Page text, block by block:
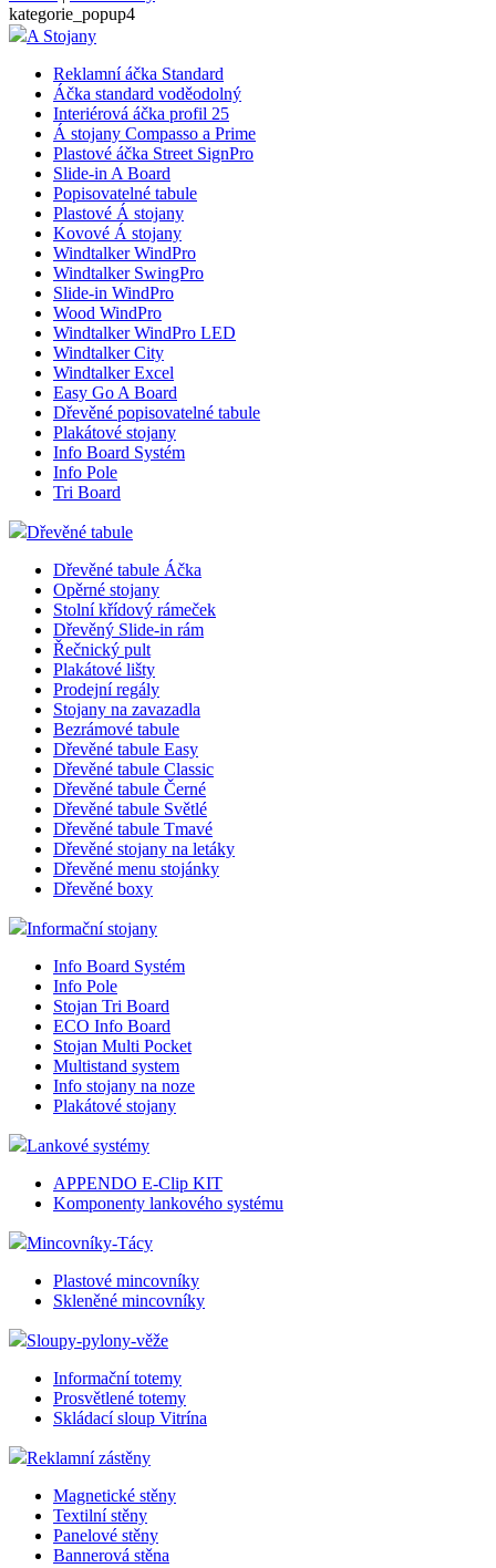
kategorie_popup4
A Stojany
Reklamní áčka Standard
Áčka standard voděodolný
Interiérová áčka profil 25
Á stojany Compasso a Prime
Plastové áčka Street SignPro
Slide-in A Board
Popisovatelné tabule
Plastové Á stojany
Kovové Á stojany
Windtalker WindPro
Windtalker SwingPro
Slide-in WindPro
Wood WindPro
Windtalker WindPro LED
Windtalker City
Windtalker Excel
Easy Go A Board
Dřevěné popisovatelné tabule
Plakátové stojany
Info Board Systém
Info Pole
Tri Board
Dřevěné tabule
Dřevěné tabule Áčka
Opěrné stojany
Stolní křídový rámeček
Dřevěný Slide-in rám
Řečnický pult
Plakátové lišty
Prodejní regály
Stojany na zavazadla
Bezrámové tabule
Dřevěné tabule Easy
Dřevěné tabule Classic
Dřevěné tabule Černé
Dřevěné tabule Světlé
Dřevěné tabule Tmavé
Dřevěné stojany na letáky
Dřevěné menu stojánky
Dřevěné boxy
Informační stojany
Info Board Systém
Info Pole
Stojan Tri Board
ECO Info Board
Stojan Multi Pocket
Multistand system
Info stojany na noze
Plakátové stojany
Lankové systémy
APPENDO E-Clip KIT
Komponenty lankového systému
Mincovníky-Tácy
Plastové mincovníky
Skleněné mincovníky
Sloupy-pylony-věže
Informační totemy
Prosvětlené totemy
Skládací sloup Vitrína
Reklamní zástěny
Magnetické stěny
Textilní stěny
Panelové stěny
Bannerová stěna